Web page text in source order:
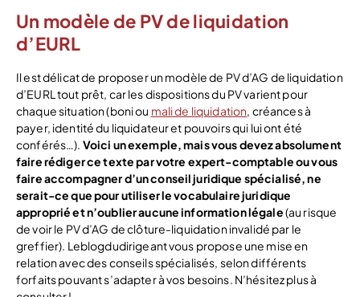
Un modèle de PV de liquidation
d’EURL
Il est délicat de proposer un modèle de PV d’AG de liquidation
d’EURL tout prêt, car les dispositions du PV varient pour
chaque situation (boni ou mali de liquidation, créances à
payer, identité du liquidateur et pouvoirs qui lui ont été
conférés…). Voici un exemple, mais vous devez absolument
faire rédiger ce texte par votre expert-comptable ou vous
faire accompagner d’un conseil juridique spécialisé, ne
serait-ce que pour utiliser le vocabulaire juridique
approprié et n’oublier aucune information légale(au risque
de voir le PV d’AG de clôture-liquidation invalidé par le
greffier). Leblogdudirigeant vous propose une mise en
relation avec des conseils spécialisés, selon différents
forfaits pouvant s’adapter à vos besoins. N’hésitez plus à